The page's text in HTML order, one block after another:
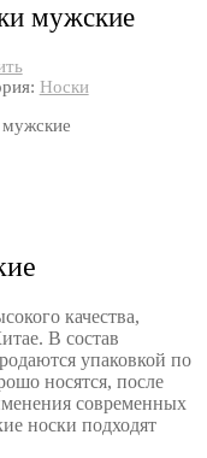
мужские
Носки
качества,
В состав
упаковкой по
носятся, после
современных
носки подходят